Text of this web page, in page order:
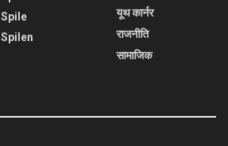
Spile
Spilen
यूथ कार्नर
राजनीति
सामाजिक